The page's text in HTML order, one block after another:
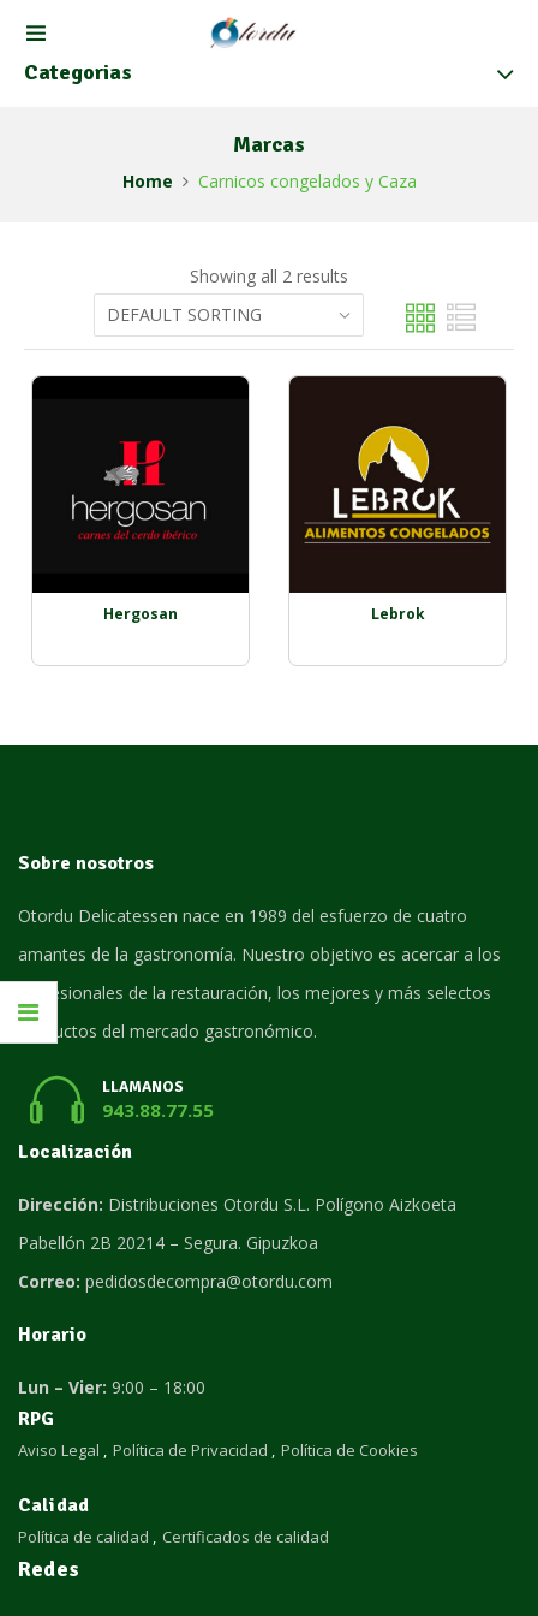
Categorias
Marcas
Home Carnicos congelados y Caza
Showing all 2 results
Hergosan Lebrok
Sobre nosotros
Otordu Delicatessen nace en 1989 del esfuerzo de cuatro
amantes de la gastronomía. Nuestro objetivo es acercar a los
profesionales de la restauración, los mejores y más selectos
productos del mercado gastronómico.
LLAMANOS
943.88.77.55
Localización
Dirección: Distribuciones Otordu S.L. Polígono Aizkoeta
Pabellón 2B 20214 – Segura. Gipuzkoa
Correo: pedidosdecompra@otordu.com
Horario
Lun – Vier: 9:00 – 18:00
RPG
Aviso Legal Política de Privacidad Política de Cookies
Calidad
Política de calidad Certificados de calidad
Redes